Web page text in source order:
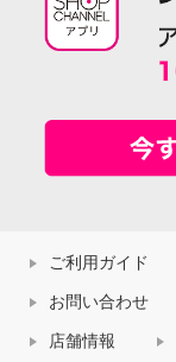
ご利用ガイド
お問い合わせ
店舗情報